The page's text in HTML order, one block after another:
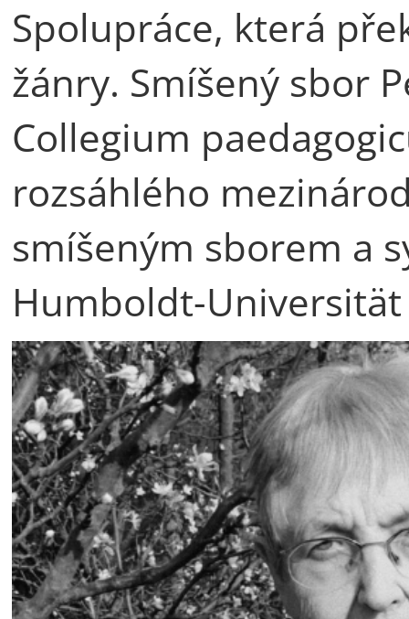
Spolupráce, která
žánry. Smíšený sbor
Collegium
rozsáhlého
smíšeným sborem a
Humboldt-